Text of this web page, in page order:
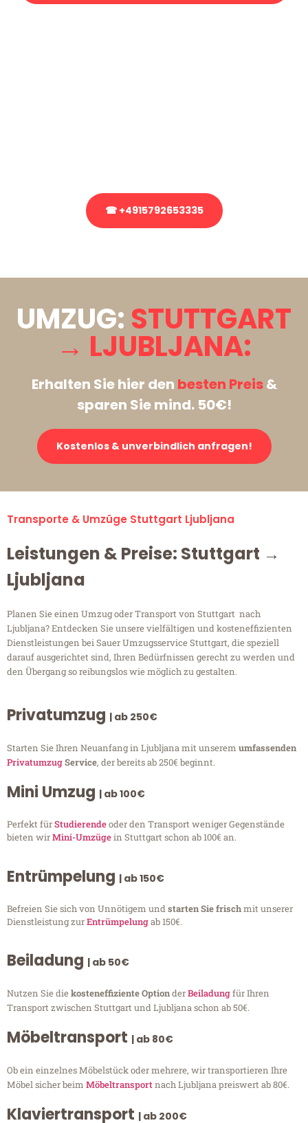
☎ +4915792653335
UMZUG: STUTTGART
→ LJUBLJANA:
Erhalten Sie hier den besten Preis&
sparen Sie mind. 50€!
Kostenlos & unverbindlich anfragen!
Transporte & Umzüge Stuttgart Ljubljana
Leistungen & Preise: Stuttgart →
Ljubljana
Planen Sie einen Umzug oder Transport von Stuttgart nach
Ljubljana? Entdecken Sie unsere vielfältigen und kosteneffizienten
Dienstleistungen bei Sauer Umzugsservice Stuttgart, die speziell
darauf ausgerichtet sind, Ihren Bedürfnissen gerecht zu werden und
den Übergang so reibungslos wie möglich zu gestalten.
Privatumzug | ab 250€
Starten Sie Ihren Neuanfang in Ljubljana mit unserem umfassenden
PrivatumzugService, der bereits ab 250€ beginnt.
Mini Umzug | ab 100€
Perfekt fürStudierendeoder den Transport weniger Gegenstände
bieten wirMini-Umzügein Stuttgart schon ab 100€ an.
Entrümpelung | ab 150€
Befreien Sie sich von Unnötigem undstarten Sie frischmit unserer
Dienstleistung zurEntrümpelungab 150€.
Beiladung | ab 50€
Nutzen Sie diekosteneffiziente OptionderBeiladungfür Ihren
Transport zwischen Stuttgart und Ljubljana schon ab 50€.
Möbeltransport | ab 80€
Ob ein einzelnes Möbelstück oder mehrere, wir transportieren Ihre
Möbel sicher beim Möbeltransportnach Ljubljana preiswert ab 80€.
Klaviertransport | ab 200€